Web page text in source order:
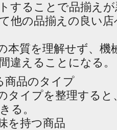
することで品揃え
他の品揃えの良い
本質を理解せず、機
違えることになる。
商品のタイプ
タイプを整理する
る。
を持つ商品